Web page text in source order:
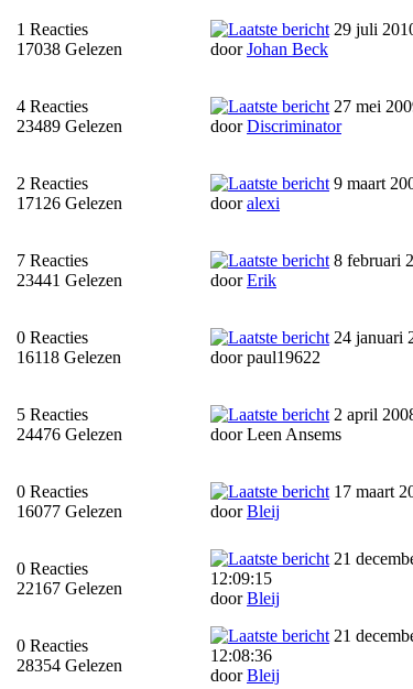
1 Reacties
17038 Gelezen
29 juli
doorJohan Beck
4 Reacties
23489 Gelezen
27 mei
doorDiscriminator
2 Reacties
17126 Gelezen
9 maart
dooralexi
7 Reacties
23441 Gelezen
8 februari
doorErik
0 Reacties
16118 Gelezen
24 januari
door paul19622
5 Reacties
24476 Gelezen
2 april
door Leen Ansems
0 Reacties
16077 Gelezen
17 maart
doorBleij
0 Reacties
22167 Gelezen
21
12:09:15
doorBleij
0 Reacties
28354 Gelezen
21
12:08:36
doorBleij